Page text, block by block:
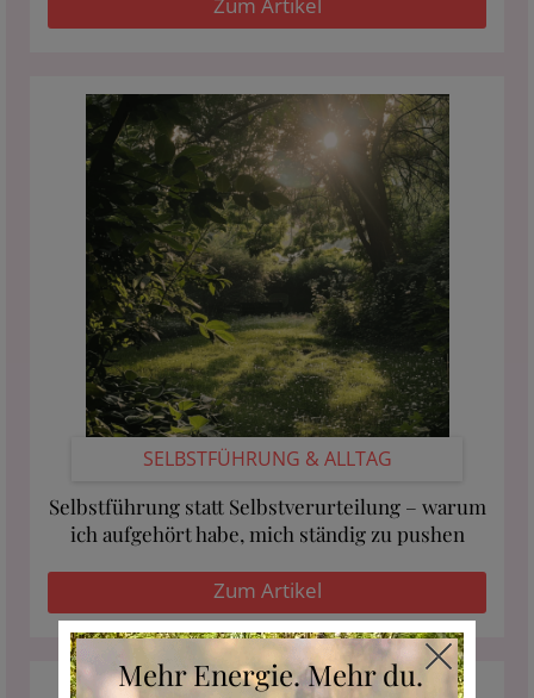
Zum Artikel
SELBSTFÜHRUNG & ALLTAG
Selbstführung statt Selbstverurteilung – warum
ich aufgehört habe, mich ständig zu pushen
Zum Artikel